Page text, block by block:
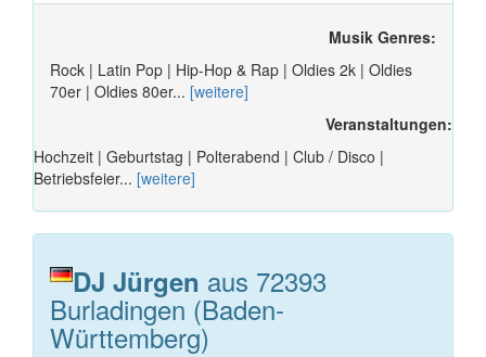
Musik Genres:
Rock | Latin Pop | Hip-Hop & Rap | Oldies 2k | Oldies
70er | Oldies 80er... [weitere]
Veranstaltungen:
Hochzeit | Geburtstag | Polterabend | Club / Disco |
Betriebsfeier... [weitere]
DJ Jürgen aus 72393
Burladingen (Baden-
Württemberg)